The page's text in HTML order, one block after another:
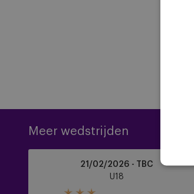
Meer wedstrijden
21/02/2026 - TBC
U18